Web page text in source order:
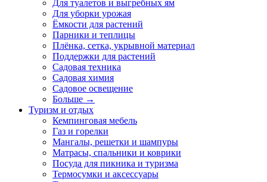
Для туалетов и выгребных ям
Для уборки урожая
Ёмкости для растений
Парники и теплицы
Плёнка, сетка, укрывной материал
Поддержки для растений
Садовая техника
Садовая химия
Садовое освещение
Больше →
Туризм и отдых
Кемпинговая мебель
Газ и горелки
Мангалы, решетки и шампуры
Матрасы, cпальники и коврики
Посуда для пикника и туризма
Термосумки и аксессуары